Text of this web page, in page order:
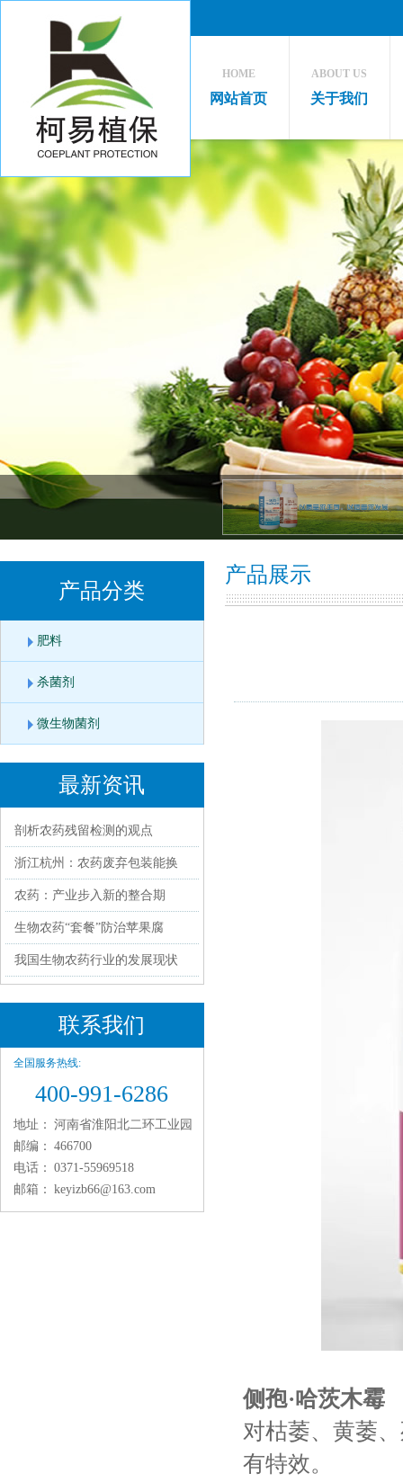
HOME
网站首页
ABOUT US
关于我们
产品分类
肥料
杀菌剂
微生物菌剂
最新资讯
剖析农药残留检测的观点
浙江杭州：农药废弃包装能换
农药：产业步入新的整合期
生物农药“套餐”防治苹果腐
我国生物农药行业的发展现状
联系我们
全国服务热线:
400-991-6286
地址： 河南省淮阳北二环工业园
邮编： 466700
电话： 0371-55969518
邮箱： keyizb66@163.com
产品展示
侧孢·哈茨木霉
对枯萎、黄萎
有特效。